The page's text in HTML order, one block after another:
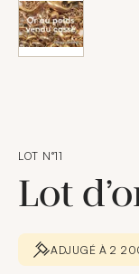
LOT N°11
Lot
ADJUGÉ À 2